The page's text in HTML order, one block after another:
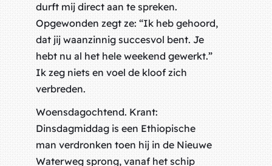
durft mij direct aan te spreken.
Opgewonden zegt ze: “Ik heb gehoord,
dat jij waanzinnig succesvol bent. Je
hebt nu al het hele weekend gewerkt.”
Ik zeg niets en voel de kloof zich
verbreden.
Woensdagochtend. Krant:
Dinsdagmiddag is een Ethiopische
man verdronken toen hij in de Nieuwe
Waterweg sprong, vanaf het schip